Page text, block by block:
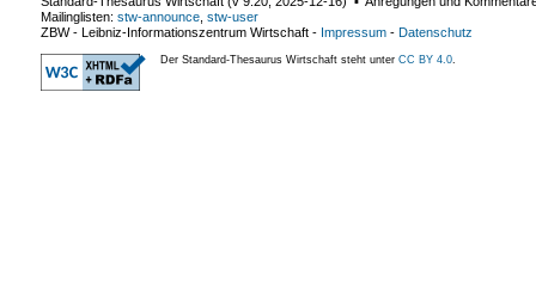
Mailinglisten: stw-announce stw-user
ZBW - Leibniz-Informationszentrum Wirtschaft - Impressum - Datenschutz
Der Standard-Thesaurus Wirtschaft steht unter CC BY 4.0